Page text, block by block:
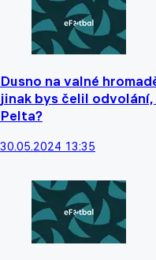
Dusno na valné
jinak bys čelil
Pelta?
30.05.2024 13:35